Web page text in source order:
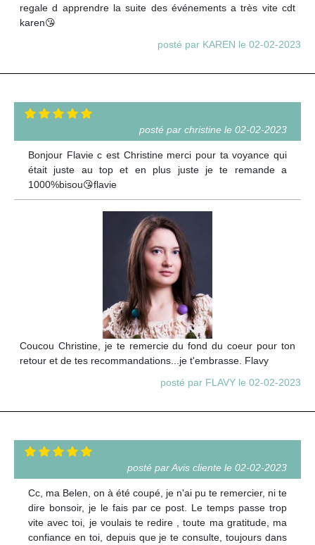
regale d apprendre la suite des événements a très vite cdt
karen😘
posté par KAREN le 02-02-2023
posté par christine le 02-02-2023
Bonjour Flavie c est Christine merci pour ta voyance qui
était juste au top et en plus juste je te remande a
1000%bisou😘flavie
Coucou Christine, je te remercie du fond du coeur pour ton
retour et de tes recommandations...je t'embrasse. Flavy
posté par FLAVY le 02-02-2023
posté par Avis cliente le 02-02-2023
Cc, ma Belen, on à été coupé, je n'ai pu te remercier, ni te
dire bonsoir, je le fais par ce post. Le temps passe trop
vite avec toi, je voulais te redire , toute ma gratitude, ma
confiance en toi, depuis que je te consulte, toujours dans